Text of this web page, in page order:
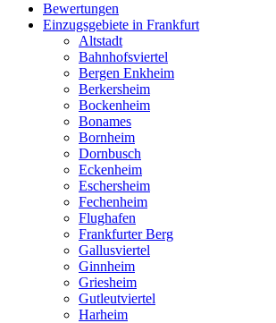
Bewertungen
Einzugsgebiete in Frankfurt
Altstadt
Bahnhofsviertel
Bergen Enkheim
Berkersheim
Bockenheim
Bonames
Bornheim
Dornbusch
Eckenheim
Eschersheim
Fechenheim
Flughafen
Frankfurter Berg
Gallusviertel
Ginnheim
Griesheim
Gutleutviertel
Harheim